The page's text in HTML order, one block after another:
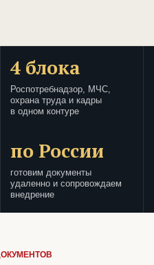
4 блока
Роспотребнадзор, МЧС,
охрана труда и кадры
в одном контуре
по России
готовим документы
удаленно и сопровождаем
внедрение